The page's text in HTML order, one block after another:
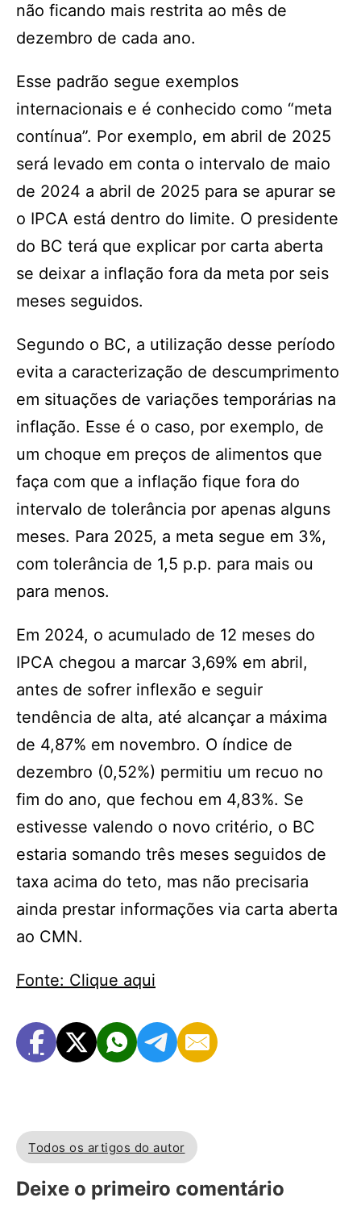
não ficando mais restrita ao mês de
dezembro de cada ano.
Esse padrão segue exemplos
internacionais e é conhecido como “meta
contínua”. Por exemplo, em abril de 2025
será levado em conta o intervalo de maio
de 2024 a abril de 2025 para se apurar se
o IPCA está dentro do limite. O presidente
do BC terá que explicar por carta aberta
se deixar a inflação fora da meta por seis
meses seguidos.
Segundo o BC, a utilização desse período
evita a caracterização de descumprimento
em situações de variações temporárias na
inflação. Esse é o caso, por exemplo, de
um choque em preços de alimentos que
faça com que a inflação fique fora do
intervalo de tolerância por apenas alguns
meses. Para 2025, a meta segue em 3%,
com tolerância de 1,5 p.p. para mais ou
para menos.
Em 2024, o acumulado de 12 meses do
IPCA chegou a marcar 3,69% em abril,
antes de sofrer inflexão e seguir
tendência de alta, até alcançar a máxima
de 4,87% em novembro. O índice de
dezembro (0,52%) permitiu um recuo no
fim do ano, que fechou em 4,83%. Se
estivesse valendo o novo critério, o BC
estaria somando três meses seguidos de
taxa acima do teto, mas não precisaria
ainda prestar informações via carta aberta
ao CMN.
Fonte: Clique aqui
Todos os artigos do autor
Deixe o primeiro comentário